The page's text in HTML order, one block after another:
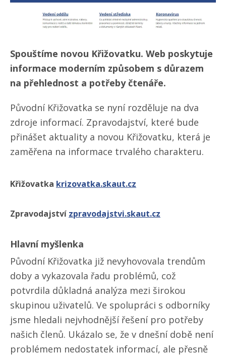
Spouštíme novou Křižovatku. Web poskytuje
informace moderním způsobem s důrazem
na přehlednost a potřeby čtenáře.
Původní Křižovatka se nyní rozděluje na dva
zdroje informací. Zpravodajství, které bude
přinášet aktuality a novou Křižovatku, která je
zaměřena na informace trvalého charakteru.
Křižovatka krizovatka.skaut.cz
Zpravodajství zpravodajstvi.skaut.cz
Hlavní myšlenka
Původní Křižovatka již nevyhovovala trendům
doby a vykazovala řadu problémů, což
potvrdila důkladná analýza mezi širokou
skupinou uživatelů. Ve spolupráci s odborníky
jsme hledali nejvhodnější řešení pro potřeby
našich členů. Ukázalo se, že v dnešní době není
problémem nedostatek informací, ale přesně